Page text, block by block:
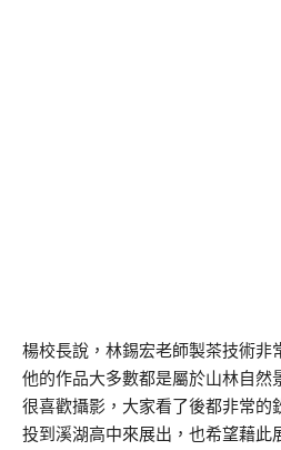
楊校長說，林錫宏老師製茶技術非
他的作品大多數都是屬於山林自然
很喜歡攝影，大家看了後都非常的
投到溪湖高中來展出，也希望藉此